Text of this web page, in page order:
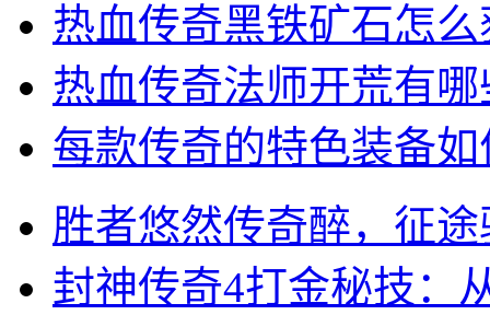
热血传奇黑铁矿石怎
热血传奇法师开荒有
每款传奇的特色装备
胜者悠然传奇醉，征
封神传奇4打金秘技：